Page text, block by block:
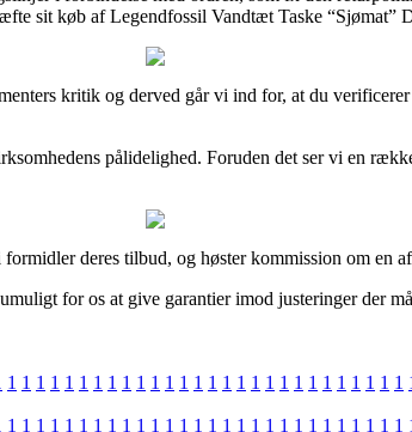
sit køb af Legendfossil Vandtæt Taske “Sjømat”
kritik og derved går vi ind for, at du
pålidelighed. Foruden det ser vi en
deres tilbud, og høster kommission om en
for os at give garantier imod justeringer der
1 1 1 1 1 1 1 1 1 1 1 1 1 1 1 1 1 1 1 1 1 1 1 1 1 1 1 1
1 1 1 1 1 1 1 1 1 1 1 1 1 1 1 1 1 1 1 1 1 1 1 1 1 1 1 1